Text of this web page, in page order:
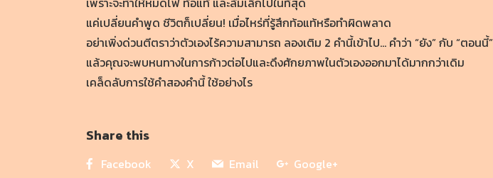
แค่เปลี่ยนคำพูด ชีวิตก็เปลี่ยน! เมื่อไหร่ที่รู้สึกท้อแท้หรือทำผิดพลาด
อย่าเพิ่งด่วนตีตราว่าตัวเองไร้ความสามารถ ลองเติม 2 คำนี้เข้าไป… คำว่า “ยัง” กับ “ตอนนี้”
แล้วคุณจะพบหนทางในการก้าวต่อไปและดึงศักยภาพในตัวเองออกมาได้มากกว่าเดิม
เคล็ดลับการใช้คำสองคำนี้ ใช้อย่างไร
Share this
Facebook X Email Google+